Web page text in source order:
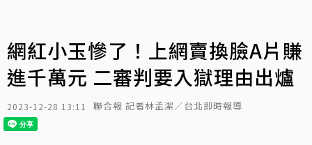
網紅小玉慘了！上網賣換臉A片賺
進千萬元 二審判要入獄理由出爐
2023-12-28 13:11 聯合報 記者林孟潔／台北即時報導